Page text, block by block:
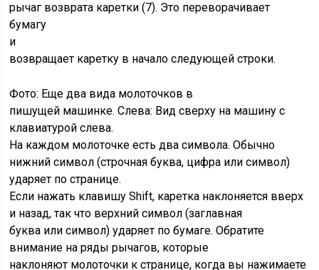
рычаг возврата каретки (7). Это переворачивает
бумагу
и
возвращает каретку в начало следующей строки.
Фото: Еще два вида молоточков в
пишущей машинке. Слева: Вид сверху на машину с
клавиатурой слева.
На каждом молоточке есть два символа. Обычно
нижний символ (строчная буква, цифра или символ)
ударяет по странице.
Если нажать клавишу Shift, каретка наклоняется вверх
и назад, так что верхний символ (заглавная
буква или символ) ударяет по бумаге. Обратите
внимание на ряды рычагов, которые
наклоняют молоточки к странице, когда вы нажимаете